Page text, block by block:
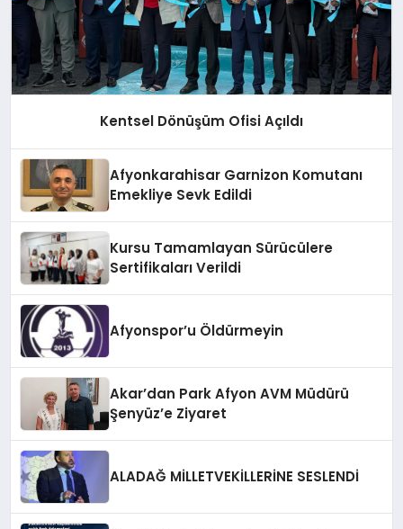
Kentsel Dönüşüm Ofisi Açıldı
Afyonkarahisar Garnizon Komutanı
Emekliye Sevk Edildi
Kursu Tamamlayan Sürücülere
Sertifikaları Verildi
Afyonspor’u Öldürmeyin
Akar’dan Park Afyon AVM Müdürü
Şenyüz’e Ziyaret
ALADAĞ MİLLETVEKİLLERİNE SESLENDİ